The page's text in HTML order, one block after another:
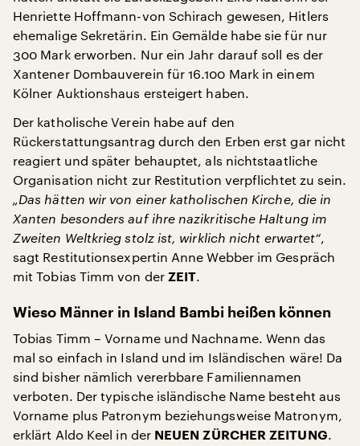
Henriette Hoffmann-von Schirach gewesen, Hitlers
ehemalige Sekretärin. Ein Gemälde habe sie für nur
300 Mark erworben. Nur ein Jahr darauf soll es der
Xantener Dombauverein für 16.100 Mark in einem
Kölner Auktionshaus ersteigert haben.
Der katholische Verein habe auf den
Rückerstattungsantrag durch den Erben erst gar nicht
reagiert und später behauptet, als nichtstaatliche
Organisation nicht zur Restitution verpflichtet zu sein.
„Das hätten wir von einer katholischen Kirche, die in
Xanten besonders auf ihre nazikritische Haltung im
Zweiten Weltkrieg stolz ist, wirklich nicht erwartet“,
sagt Restitutionsexpertin Anne Webber im Gespräch
mit Tobias Timm von der ZEIT.
Wieso Männer in Island Bambi heißen können
Tobias Timm – Vorname und Nachname. Wenn das
mal so einfach in Island und im Isländischen wäre! Da
sind bisher nämlich vererbbare Familiennamen
verboten. Der typische isländische Name besteht aus
Vorname plus Patronym beziehungsweise Matronym,
erklärt Aldo Keel in der NEUEN ZÜRCHER ZEITUNG.